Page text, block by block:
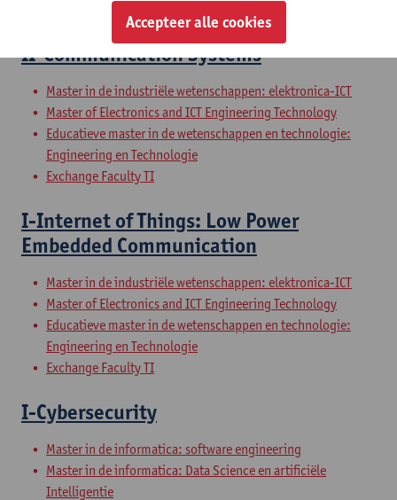
Master in de industriële wetenschappen: elektronica-ICT
II-Communication Systems
Master in de industriële wetenschappen: elektronica-ICT
Master of Electronics and ICT Engineering Technology
Educatieve master in de wetenschappen en technologie:
Engineering en Technologie
Exchange Faculty TI
I-Internet of Things: Low Power
Embedded Communication
Master in de industriële wetenschappen: elektronica-ICT
Master of Electronics and ICT Engineering Technology
Educatieve master in de wetenschappen en technologie:
Engineering en Technologie
Exchange Faculty TI
I-Cybersecurity
Master in de informatica: software engineering
Master in de informatica: Data Science en artificiële
Intelligentie
Accepteer alle cookies